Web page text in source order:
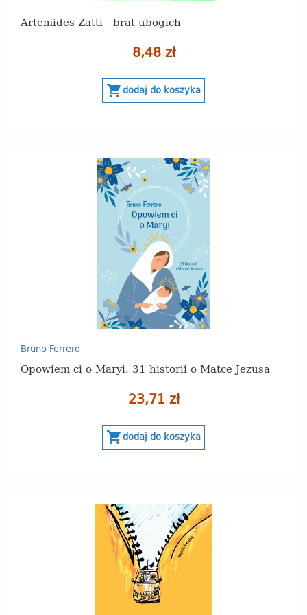
Artemides Zatti - brat ubogich
8,48 zł
shopping_cartdodaj do koszyka
Bruno Ferrero
Opowiem ci o Maryi. 31 historii o Matce Jezusa
23,71 zł
shopping_cartdodaj do koszyka